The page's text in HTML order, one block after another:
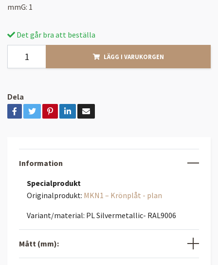
mmG: 1
Det går bra att beställa
LÄGG I VARUKORGEN
Dela
Information
Specialprodukt
Originalprodukt: MKN1 – Krönplåt - plan
Variant/material: PL Silvermetallic- RAL9006
Mått (mm):